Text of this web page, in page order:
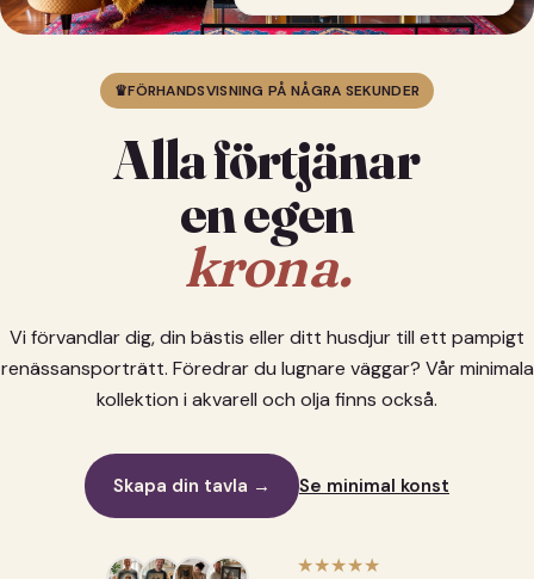
♛FÖRHANDSVISNING PÅ NÅGRA SEKUNDER
Alla förtjänar
en egen
krona.
Vi förvandlar dig, din bästis eller ditt husdjur till ett pampigt
renässansporträtt. Föredrar du lugnare väggar? Vår minimala
kollektion i akvarell och olja finns också.
Skapa din tavla → Se minimal konst
★★★★★